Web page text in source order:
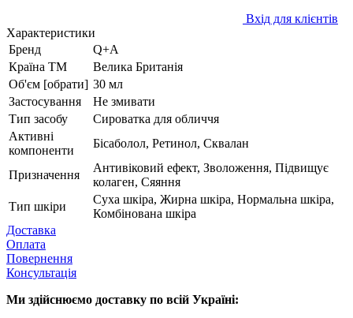
Вхід для клієнтів
Характеристики
Бренд
Q+A
Країна ТМ
Велика Британія
Об'єм [обрати] 30 мл
Застосування
Не змивати
Тип засобу
Сироватка для обличчя
Активні
компоненти
Бісаболол, Ретинол, Сквалан
Призначення
Антивіковий ефект, Зволоження, Підвищує
колаген, Сяяння
Тип шкіри
Суха шкіра, Жирна шкіра, Нормальна шкіра,
Комбінована шкіра
Доставка
Оплата
Повернення
Консультація
Ми здійснюємо доставку по всій Україні: